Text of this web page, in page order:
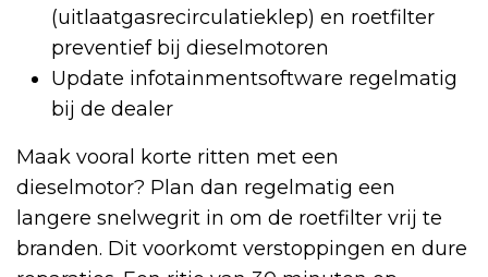
(uitlaatgasrecirculatieklep) en roetfilter
preventief bij dieselmotoren
Update infotainmentsoftware regelmatig
bij de dealer
Maak vooral korte ritten met een
dieselmotor? Plan dan regelmatig een
langere snelwegrit in om de roetfilter vrij te
branden. Dit voorkomt verstoppingen en dure